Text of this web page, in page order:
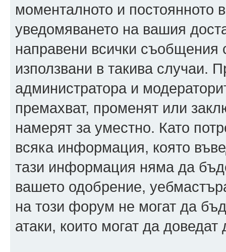
моменталното и постоянното
уведомяването на вашия
направени всички съобщения
използвани в такива случаи.
администратора и
премахват, променят или
намерят за уместно. Като
всяка информация, която
тази информация няма да
вашето одобрение,
на този форум не могат да
атаки, които могат да